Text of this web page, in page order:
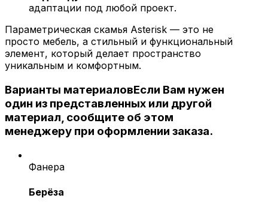
адаптации под любой проект.
Параметрическая скамья Asterisk — это не
просто мебель, а стильный и функциональный
элемент, который делает пространство
уникальным и комфортным.
Варианты материаловЕсли Вам нужен
один из представленных или другой
материал, сообщите об этом
менеджеру при оформлении заказа.
Фанера
Берёза